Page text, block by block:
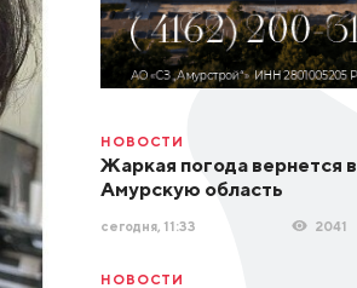
НОВОСТИ
Жаркая погода вернется в
Амурскую область
сегодня, 11:33 2041
НОВОСТИ